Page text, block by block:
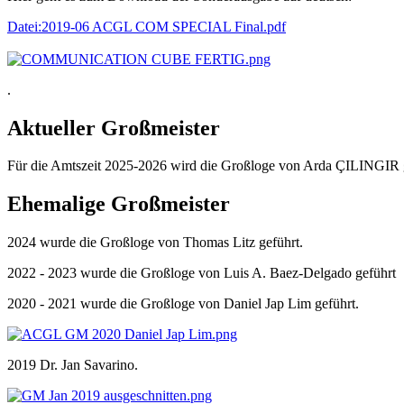
Datei:2019-06 ACGL COM SPECIAL Final.pdf
.
Aktueller Großmeister
Für die Amtszeit 2025-2026 wird die Großloge von Arda ÇILINGIR
Ehemalige Großmeister
2024 wurde die Großloge von Thomas Litz geführt.
2022 - 2023 wurde die Großloge von Luis A. Baez-Delgado geführt
2020 - 2021 wurde die Großloge von Daniel Jap Lim geführt.
2019 Dr. Jan Savarino.